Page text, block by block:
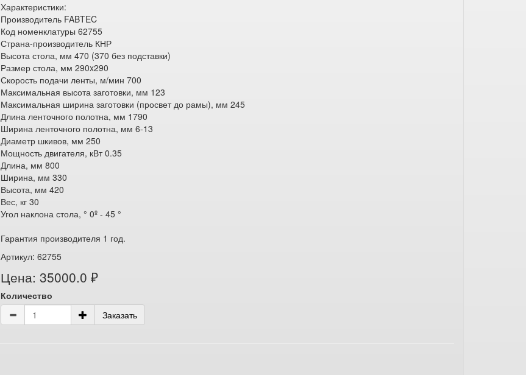
Характеристики:
Производитель FABTEC
Код номенклатуры 62755
Страна-производитель КНР
Высота стола, мм 470 (370 без подставки)
Размер стола, мм 290x290
Скорость подачи ленты, м/мин 700
Максимальная высота заготовки, мм 123
Максимальная ширина заготовки (просвет до рамы), мм 245
Длина ленточного полотна, мм 1790
Ширина ленточного полотна, мм 6-13
Диаметр шкивов, мм 250
Мощность двигателя, кВт 0.35
Длина, мм 800
Ширина, мм 330
Высота, мм 420
Вес, кг 30
Угол наклона стола, ° 0º - 45 °
Гарантия производителя 1 год.
Артикул: 62755
Цена: 35000.0 ₽
Количество
Заказать